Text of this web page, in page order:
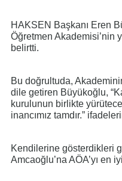
HAKSEN Başkanı Eren
Öğretmen Akademisi’nin
belirtti.
Bu doğrultuda,
dile getiren Büyükoğlu,
kurulunun birlikte
inancımız tamdır.”
Kendilerine gösterdikleri
Amcaoğlu’na AÖA’yı en